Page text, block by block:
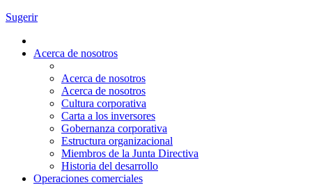
Sugerir
Acerca de nosotros
Acerca de nosotros
Acerca de nosotros
Cultura corporativa
Carta a los inversores
Gobernanza corporativa
Estructura organizacional
Miembros de la Junta Directiva
Historia del desarrollo
Operaciones comerciales